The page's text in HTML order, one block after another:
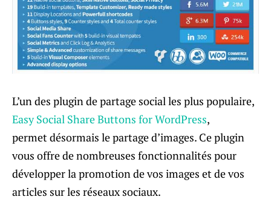
L’un des plugin de partage social les plus populaire,
Easy Social Share Buttons for WordPress,
permet désormais le partage d’images. Ce plugin
vous offre de nombreuses fonctionnalités pour
développer la promotion de vos images et de vos
articles sur les réseaux sociaux.